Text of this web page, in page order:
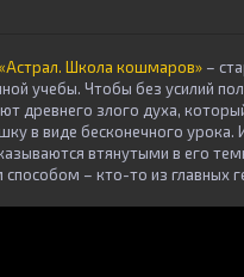
«Астрал. Школа кошмаров» –
учебы. Чтобы без усилий
древнего злого духа,
в виде бесконечного
втянутыми в его
– кто-то из главных